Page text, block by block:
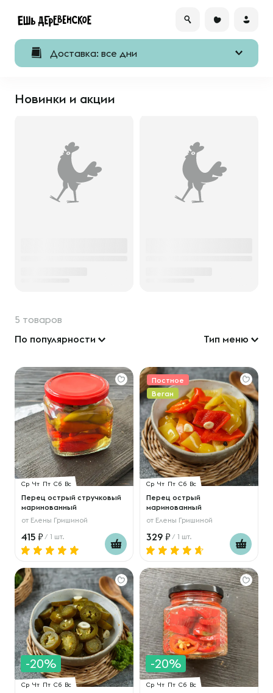
Доставка: все дни
Новинки и акции
5 товаров
По популярности
Тип меню
Ср Чт Пт Сб Вс
Перец острый стручковый
маринованный
от Елены Гришиной
415 / 1 шт.
Постное
Веган
Ср Чт Пт Сб Вс
Перец острый
маринованный
от Елены Гришиной
329 / 1 шт.
-20%
Ср Чт Пт Сб Вс
-20%
Ср Чт Пт Сб Вс